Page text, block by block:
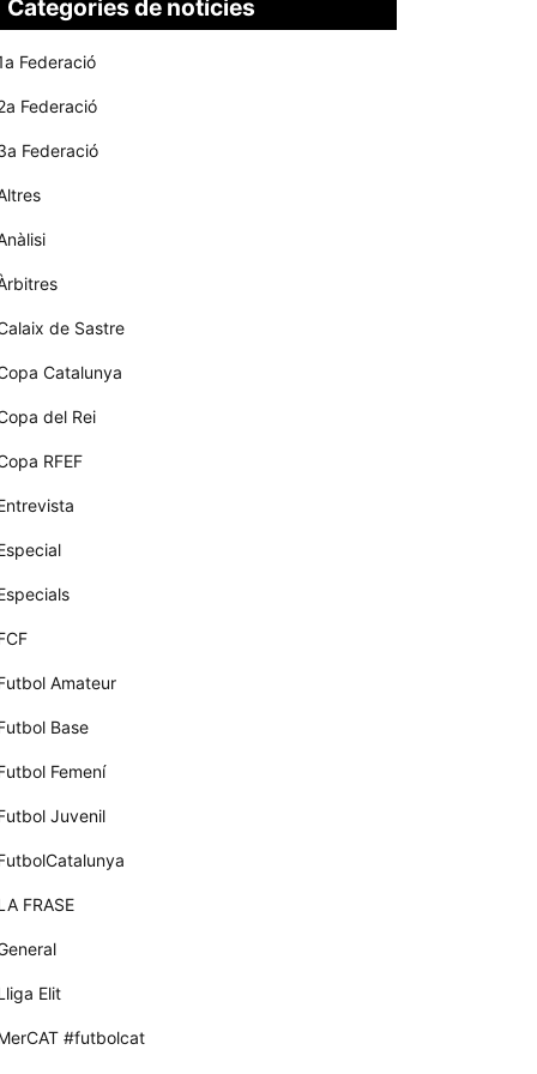
Categories de notícies
Federació
Federació
Federació
de Sastre
Catalunya
del Rei
RFEF
Amateur
Base
Femení
Juvenil
FRASE
Elit
#futbolcat